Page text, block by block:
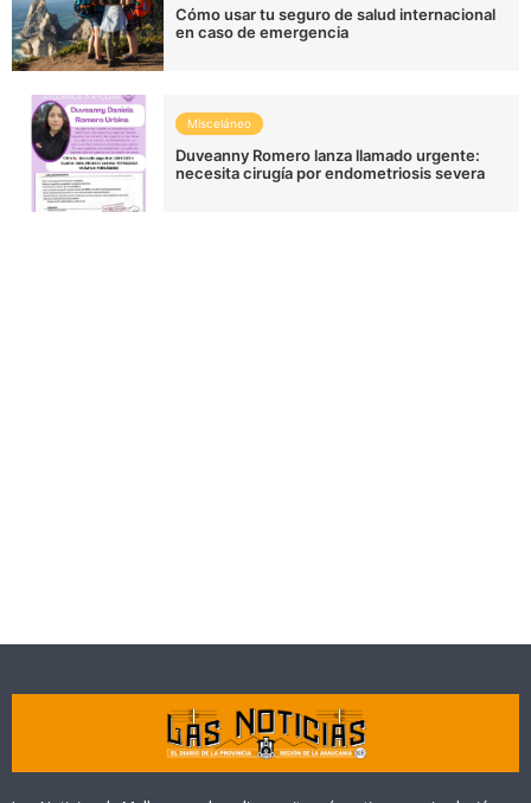
Cómo usar tu seguro de salud internacional
en caso de emergencia
Misceláneo
Duveanny Romero lanza llamado urgente:
necesita cirugía por endometriosis severa